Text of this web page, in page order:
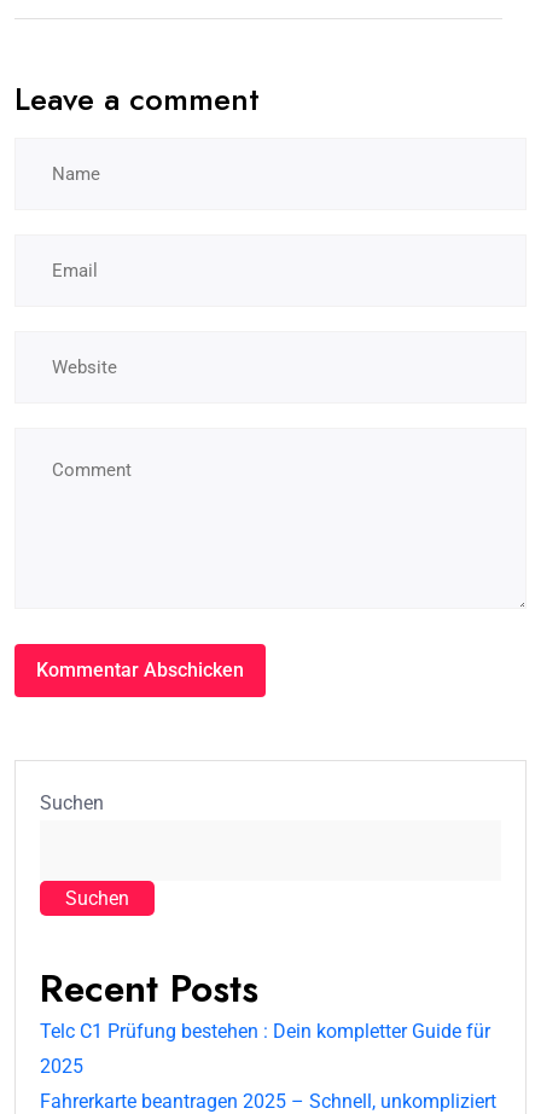
Leave a comment
Suchen
Suchen
Recent Posts
Telc C1 Prüfung bestehen : Dein kompletter Guide für
2025
Fahrerkarte beantragen 2025 – Schnell, unkompliziert